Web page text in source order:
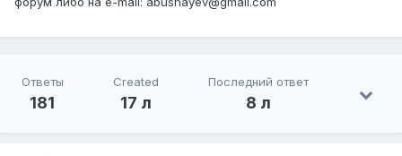
Ответы
181
Created
17 л
Последний ответ
8 л